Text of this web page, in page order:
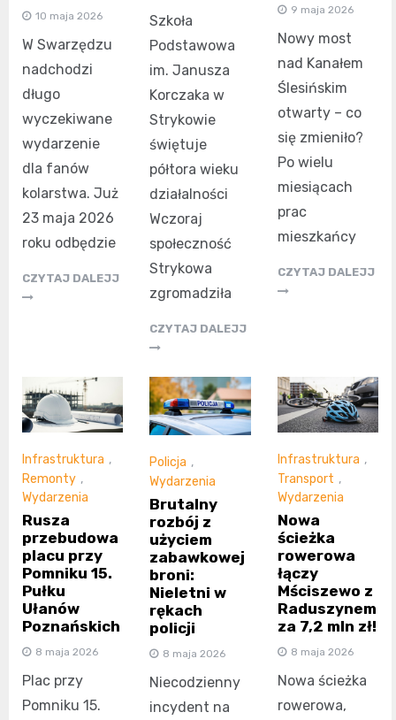
10 maja 2026
W Swarzędzu
nadchodzi
długo
wyczekiwane
wydarzenie
dla fanów
kolarstwa. Już
23 maja 2026
roku odbędzie
CZYTAJ DALEJJ
Szkoła
Podstawowa
im. Janusza
Korczaka w
Strykowie
świętuje
półtora wieku
działalności
Wczoraj
społeczność
Strykowa
zgromadziła
CZYTAJ DALEJJ
9 maja 2026
Nowy most
nad Kanałem
Ślesińskim
otwarty – co
się zmieniło?
Po wielu
miesiącach
prac
mieszkańcy
CZYTAJ DALEJJ
Infrastruktura ,
Remonty ,
Wydarzenia
Rusza
przebudowa
placu przy
Pomniku 15.
Pułku
Ułanów
Poznańskich
8 maja 2026
Plac przy
Pomniku 15.
Policja ,
Wydarzenia
Brutalny
rozbój z
użyciem
zabawkowej
broni:
Nieletni w
rękach
policji
8 maja 2026
Niecodzienny
incydent na
Infrastruktura ,
Transport ,
Wydarzenia
Nowa
ścieżka
rowerowa
łączy
Mściszewo z
Raduszynem
za 7,2 mln zł!
8 maja 2026
Nowa ścieżka
rowerowa,